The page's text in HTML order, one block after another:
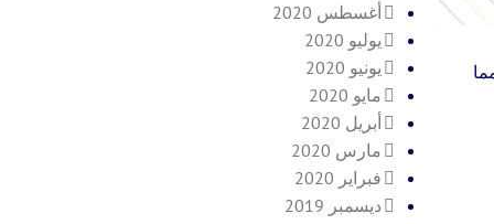
أغسطس 2020
يوليو 2020
يونيو 2020
مايو 2020
أبريل 2020
مارس 2020
فبراير 2020
ديسمبر 2019